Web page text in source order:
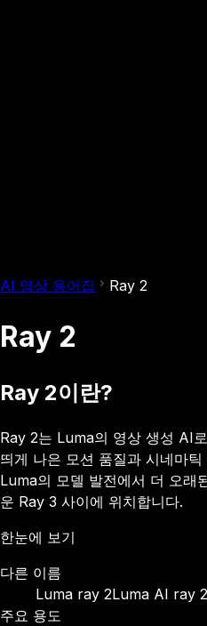
AI 영상 용어집 Ray 2
Ray 2
Ray 2이란?
Ray 2는 Luma의 영상 생성 AI
띄게 나은 모션 품질과 시네마
Luma의 모델 발전에서 더 오
운 Ray 3 사이에 위치합니다.
한눈에 보기
다른 이름
Luma ray 2Luma AI ray 2
주요 용도